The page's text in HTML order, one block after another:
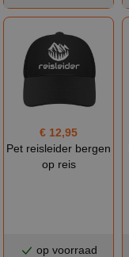
€ 12,95
Pet reisleider bergen
op reis
op voorraad